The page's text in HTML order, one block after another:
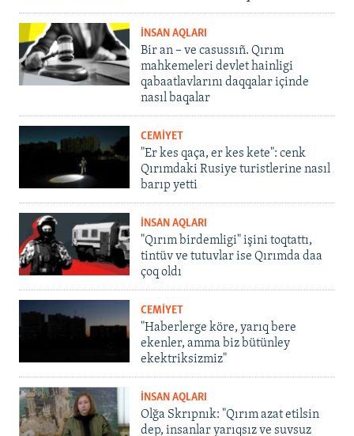
İNSAN AQLARI
Bir an – ve casussıñ. Qırım
mahkemeleri devlet hainligi
qabaatlavlarını daqqalar içinde
nasıl baqalar
CEMİYET
"Er kes qaça, er kes kete": cenk
Qırımdaki Rusiye turistlerine nasıl
barıp yetti
İNSAN AQLARI
"Qırım birdemligi" işini toqtattı,
tintüv ve tutuvlar ise Qırımda daa
çoq oldı
CEMİYET
"Haberlerge köre, yarıq bere
ekenler, amma biz bütünley
ekektriksizmiz"
İNSAN AQLARI
Olğa Skrıpnık: "Qırım azat etilsin
dep, insanlar yarıqsız ve suvsuz